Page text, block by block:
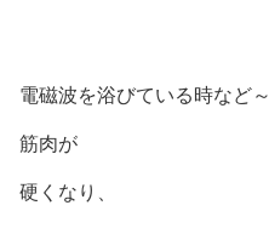
電磁波を浴びている時など～
筋肉が
硬くなり、